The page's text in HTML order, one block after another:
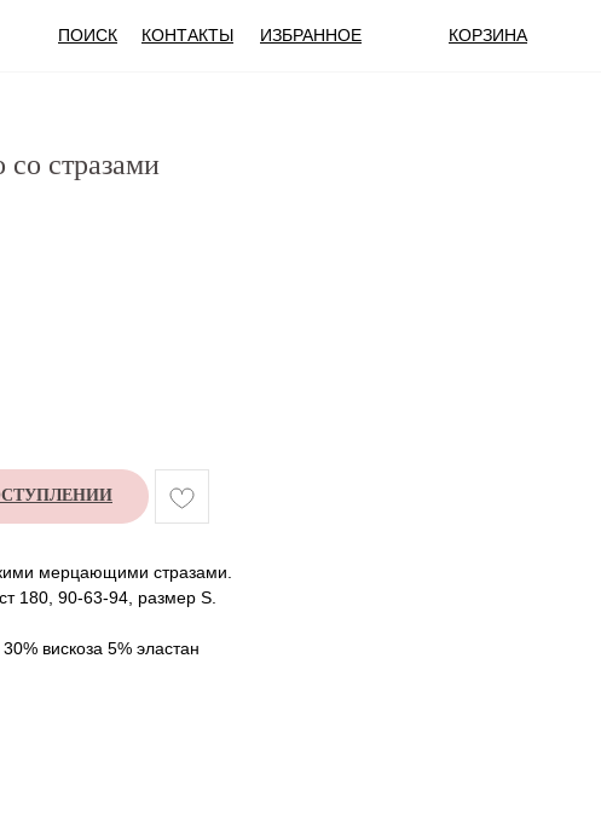
КОРЗИНА
ПОИСК КОНТАКТЫ ИЗБРАННОЕ
стразами
мерцающими стразами.
180, 90-63-94, размер S.
вискоза 5% эластан